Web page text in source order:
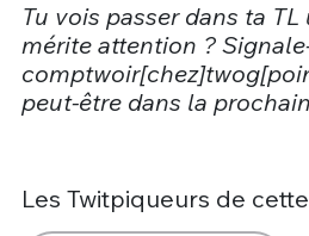
Tu vois passer dans ta
mérite attention ?
peut-être dans la
Les Twitpiqueurs de